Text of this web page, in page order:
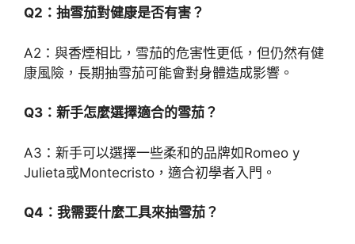
Q2：抽雪茄對健康是否有害？
A2：與香煙相比，雪茄的危害性更低，但仍然有健
康風險，長期抽雪茄可能會對身體造成影響。
Q3：新手怎麼選擇適合的雪茄？
A3：新手可以選擇一些柔和的品牌如Romeo y
Julieta或Montecristo，適合初學者入門。
Q4：我需要什麼工具來抽雪茄？